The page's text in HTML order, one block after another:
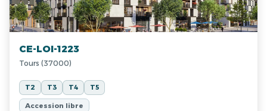
CE-LOI-1223
Tours (37000)
T2 T3 T4 T5
Accession libre